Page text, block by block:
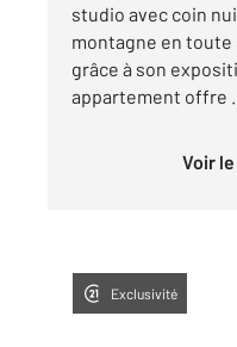
studio avec coin
montagne en toute
grâce à son
appartement offre
Voir
Exclusivité